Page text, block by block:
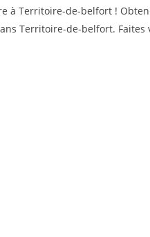
à Territoire-de-belfort !
Territoire-de-belfort. Faites